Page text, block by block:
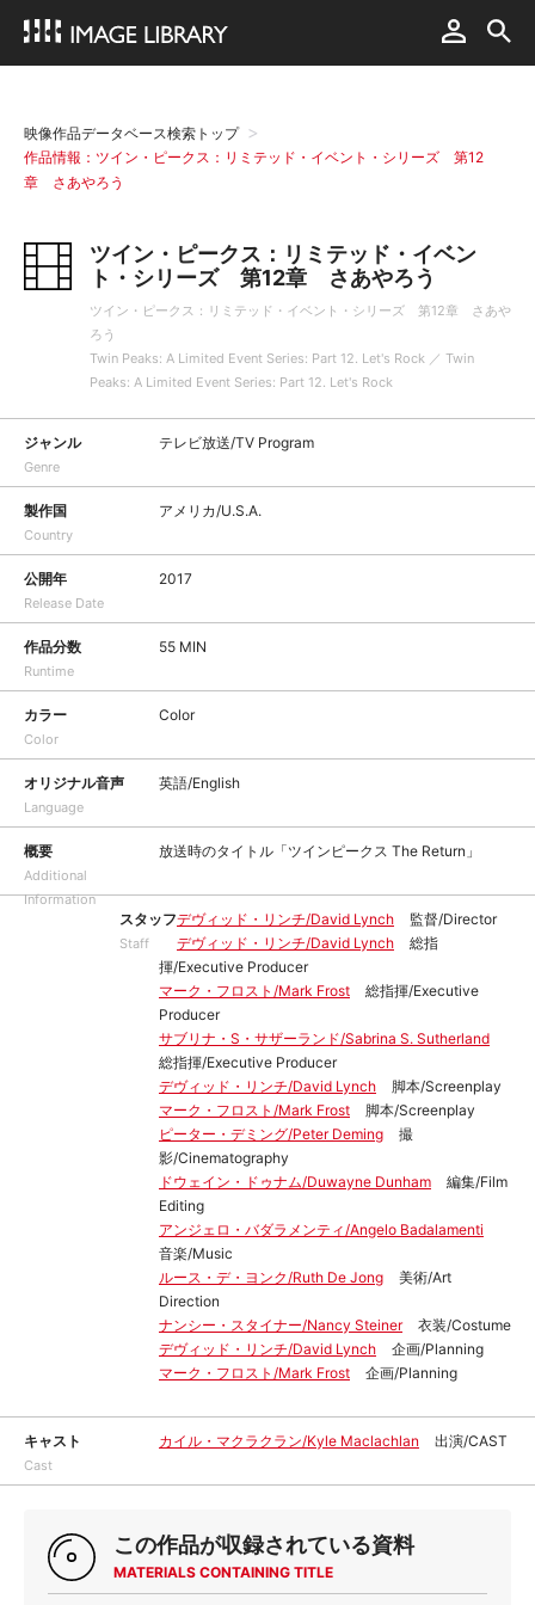
映像作品データベース検索トップ
作品情報：ツイン・ピークス：リミテッド・イベント・シリーズ 第12
章 さあやろう
ツイン・ピークス：リミテッド・イベン
ト・シリーズ 第12章 さあやろう
ツイン・ピークス：リミテッド・イベント・シリーズ 第12章 さあや
ろう
Twin Peaks: A Limited Event Series: Part 12. Let's Rock ／ Twin
Peaks: A Limited Event Series: Part 12. Let's Rock
ジャンル
Genre
テレビ放送/TV Program
製作国
Country
アメリカ/U.S.A.
公開年
Release Date
2017
作品分数
Runtime
55 MIN
カラー
Color
Color
オリジナル音声
Language
英語/English
概要
Additional
Information
放送時のタイトル「ツインピークス The Return」
スタッフ
Staff
デヴィッド・リンチ/David Lynch
監督/Director
デヴィッド・リンチ/David Lynch
総指
揮/Executive Producer
マーク・フロスト/Mark Frost
総指揮/Executive
Producer
サブリナ・S・サザーランド/Sabrina S. Sutherland
総指揮/Executive Producer
デヴィッド・リンチ/David Lynch
脚本/Screenplay
マーク・フロスト/Mark Frost
脚本/Screenplay
ピーター・デミング/Peter Deming
撮
影/Cinematography
ドウェイン・ドゥナム/Duwayne Dunham
編集/Film
Editing
アンジェロ・バダラメンティ/Angelo Badalamenti
音楽/Music
ルース・デ・ヨンク/Ruth De Jong
美術/Art
Direction
ナンシー・スタイナー/Nancy Steiner
衣装/Costume
デヴィッド・リンチ/David Lynch
企画/Planning
マーク・フロスト/Mark Frost
企画/Planning
キャスト
Cast
カイル・マクラクラン/Kyle Maclachlan 出演/CAST
この作品が収録されている資料
MATERIALS CONTAINING TITLE